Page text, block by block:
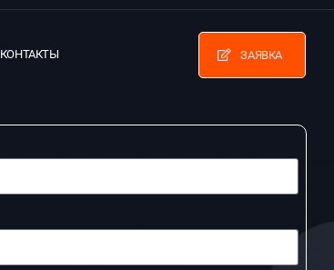
КОНТАКТЫ ЗАЯВКА